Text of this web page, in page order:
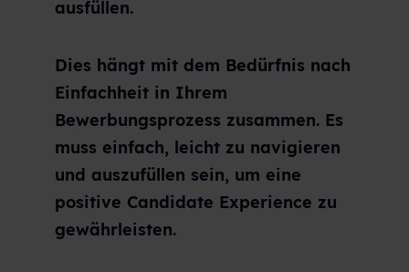
ausfüllen.
Dies hängt mit dem Bedürfnis nach
Einfachheit in Ihrem
Bewerbungsprozess zusammen. Es
muss einfach, leicht zu navigieren
und auszufüllen sein, um eine
positive Candidate Experience zu
gewährleisten.